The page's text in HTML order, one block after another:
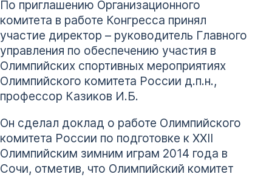
По приглашению Организационного
комитета в работе Конгресса принял
участие директор – руководитель Главного
управления по обеспечению участия в
Олимпийских спортивных мероприятиях
Олимпийского комитета России д.п.н.,
профессор Казиков И.Б.
Он сделал доклад о работе Олимпийского
комитета России по подготовке к XXII
Олимпийским зимним играм 2014 года в
Сочи, отметив, что Олимпийский комитет